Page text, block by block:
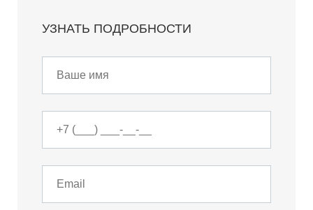
УЗНАТЬ ПОДРОБНОСТИ